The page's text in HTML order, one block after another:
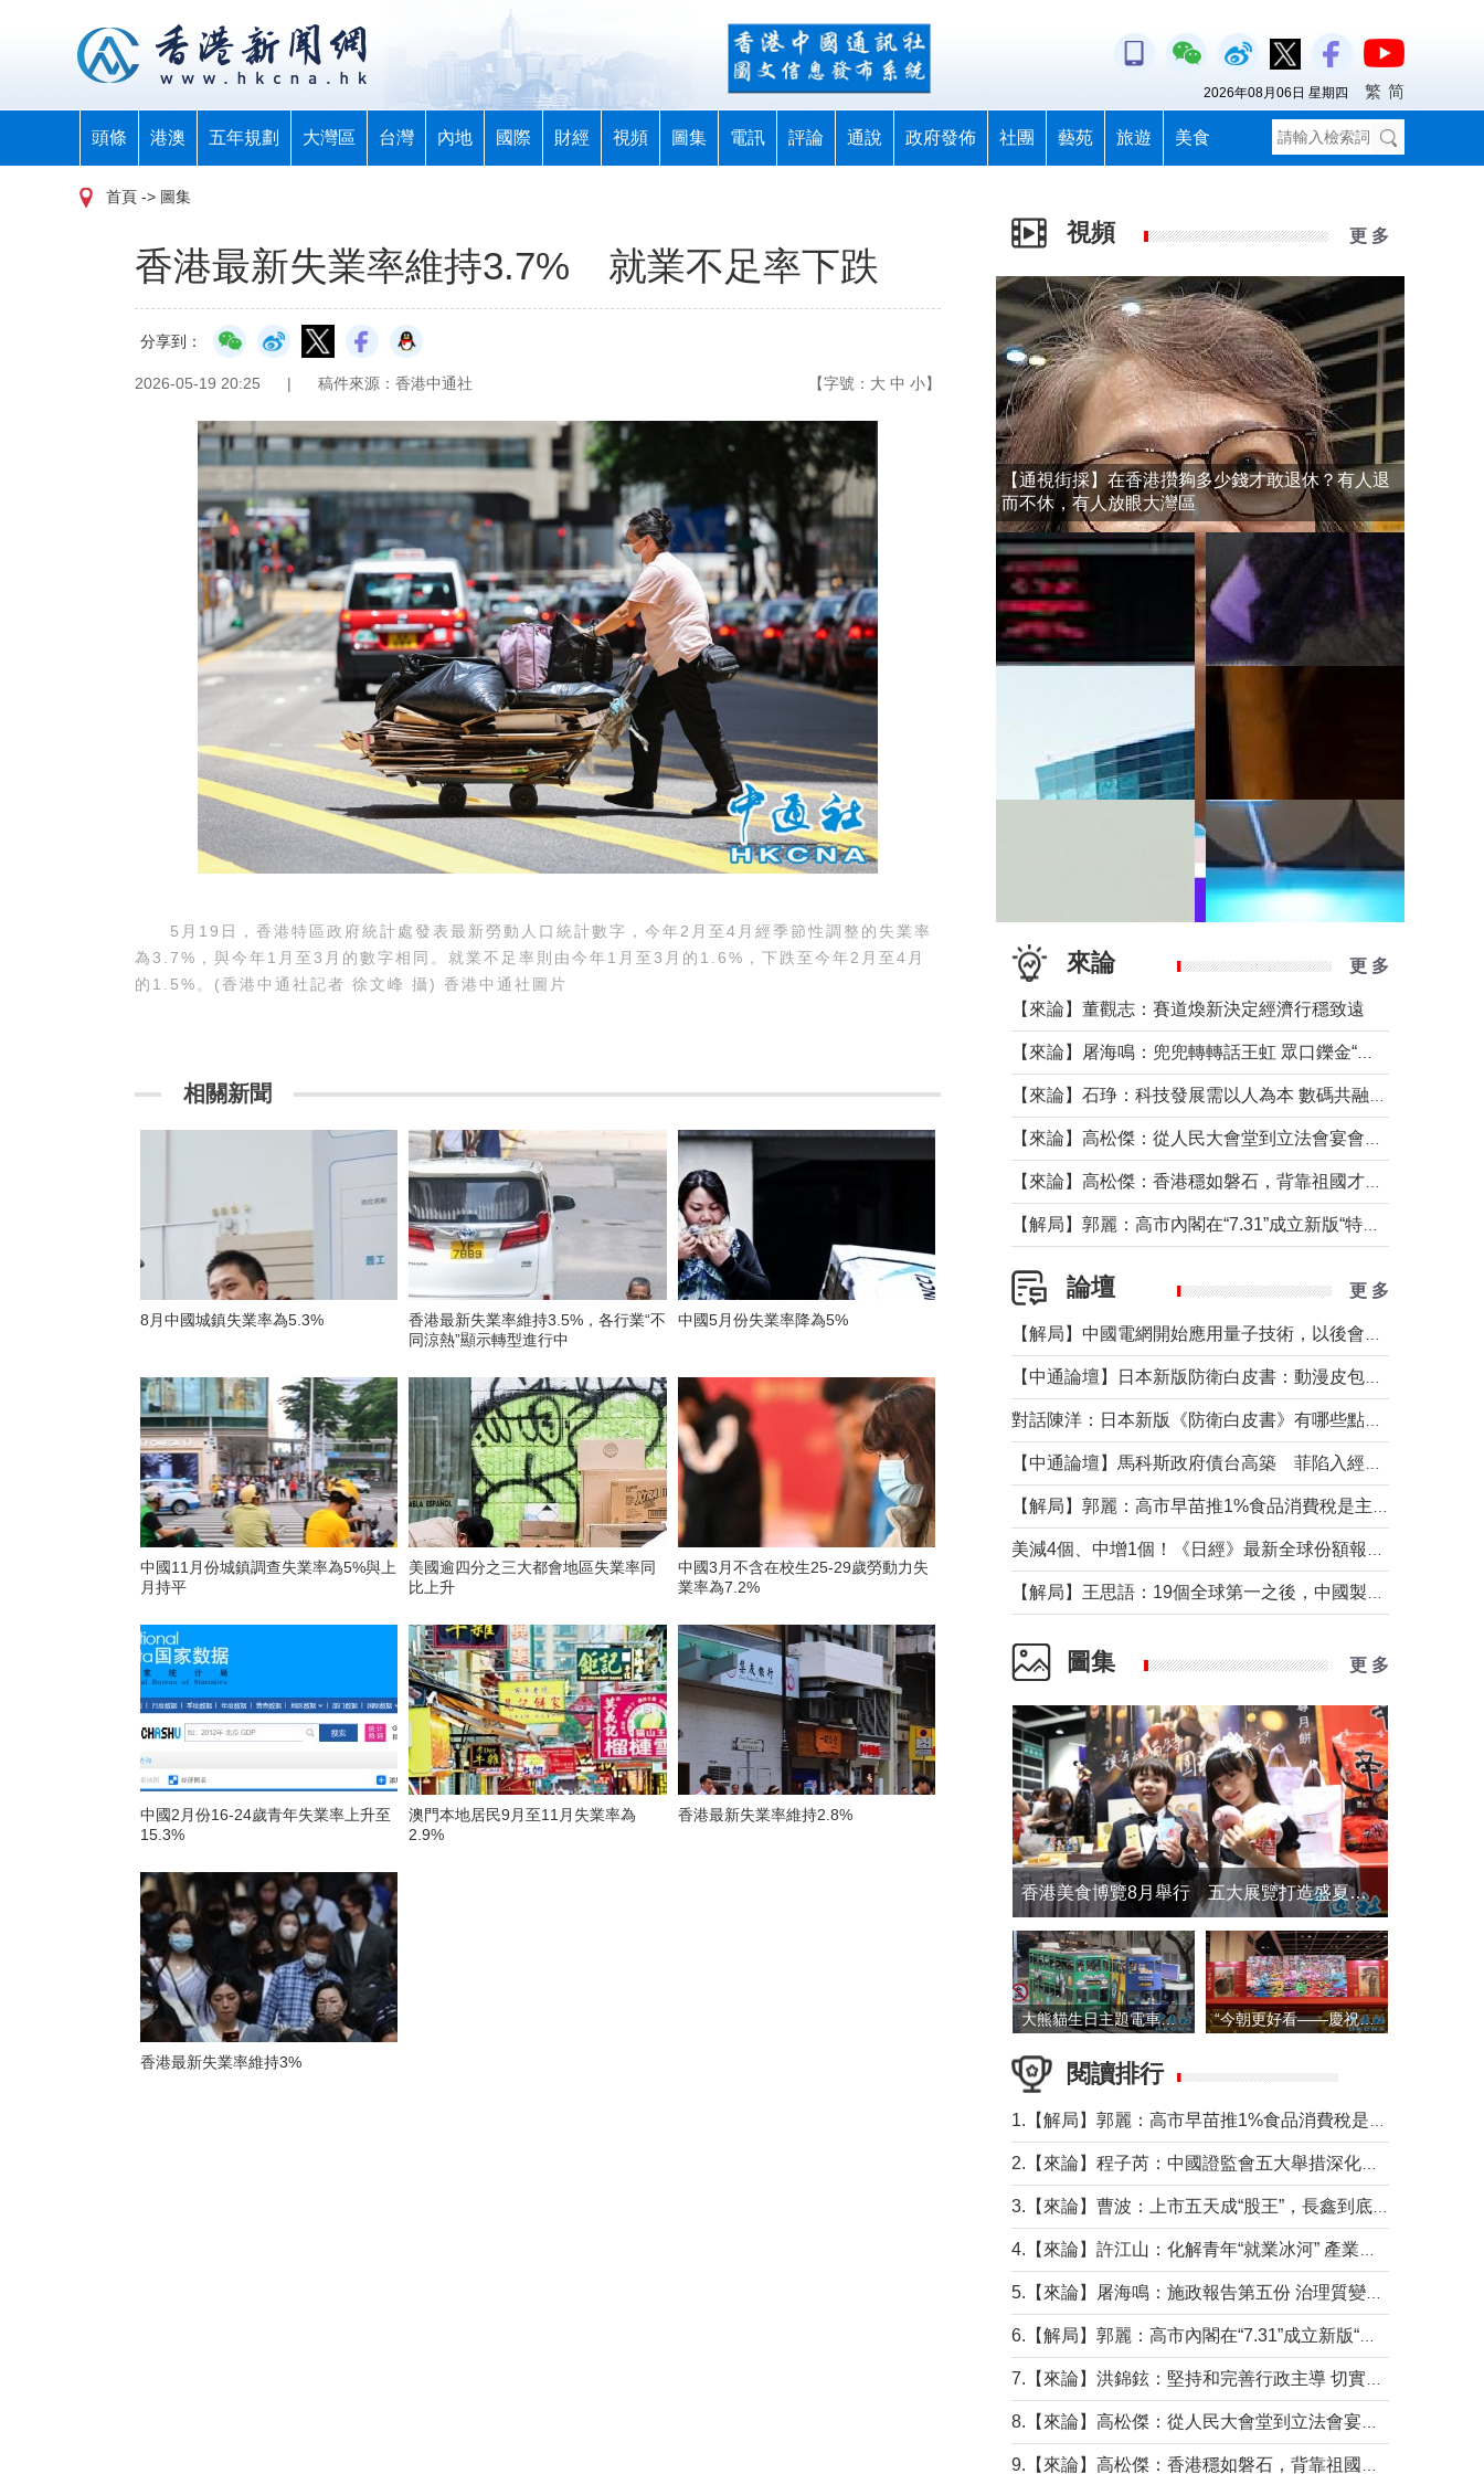
頭條 港澳 五年規劃 大灣區 台灣 內地 國際 財經 視頻 圖集 電訊 評論 通說 政府發佈 社團 藝苑 旅遊 美食
2026年08月06日 星期四 繁 简
首頁 -> 圖集
香港最新失業率維持3.7% 就業不足率下跌
分享到：
2026-05-19 20:25 | 稿件來源：香港中通社 【字號： 大 中 小】
5月19日，香港特區政府統計處發表最新勞動人口統計數字，今年2月至4月經季節性調整的失業率
為3.7%，與今年1月至3月的數字相同。就業不足率則由今年1月至3月的1.6%，下跌至今年2月至4月
的1.5%。(香港中通社記者 徐文峰 攝) 香港中通社圖片
相關新聞
8月中國城鎮失業率為5.3%
香港最新失業率維持3.5%，各行業“不
同涼熱”顯示轉型進行中
中國5月份失業率降為5%
中國11月份城鎮調查失業率為5%與上
月持平
美國逾四分之三大都會地區失業率同
比上升
中國3月不含在校生25-29歲勞動力失
業率為7.2%
中國2月份16-24歲青年失業率上升至
15.3%
澳門本地居民9月至11月失業率為
2.9%
香港最新失業率維持2.8%
香港最新失業率維持3%
視頻 更 多
【通視街採】在香港攢夠多少錢才敢退休？有人退
而不休，有人放眼大灣區
來論 更 多
【來論】董觀志：賽道煥新決定經濟行穩致遠
論壇 更 多
圖集 更 多
香港美食博覽8月舉行 五大展覽打造盛夏嘉年華
大熊貓生日主題電車在香港島行駛 “今朝更好看——慶祝中國共產黨成立105周年名家作品展”6日起舉行
閱讀排行